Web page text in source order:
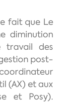
fait que Le
diminution
travail des
post-
(AX) et aux
et Posy).